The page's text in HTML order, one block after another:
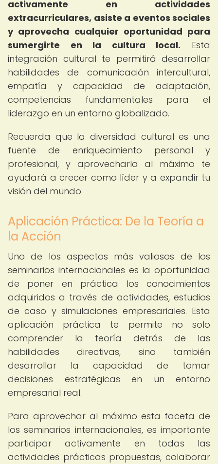
activamente en actividades
extracurriculares, asiste a eventos sociales
y aprovecha cualquier oportunidad para
sumergirte en la cultura local. Esta
integración cultural te permitirá desarrollar
habilidades de comunicación intercultural,
empatía y capacidad de adaptación,
competencias fundamentales para el
liderazgo en un entorno globalizado.
Recuerda que la diversidad cultural es una
fuente de enriquecimiento personal y
profesional, y aprovecharla al máximo te
ayudará a crecer como líder y a expandir tu
visión del mundo.
Aplicación Práctica: De la Teoría a
la Acción
Uno de los aspectos más valiosos de los
seminarios internacionales es la oportunidad
de poner en práctica los conocimientos
adquiridos a través de actividades, estudios
de caso y simulaciones empresariales. Esta
aplicación práctica te permite no solo
comprender la teoría detrás de las
habilidades directivas, sino también
desarrollar la capacidad de tomar
decisiones estratégicas en un entorno
empresarial real.
Para aprovechar al máximo esta faceta de
los seminarios internacionales, es importante
participar activamente en todas las
actividades prácticas propuestas, colaborar